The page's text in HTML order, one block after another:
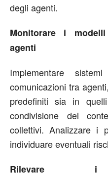
degli agenti.
Monitorare i
agenti
Implementare
comunicazioni tra
predefiniti sia in
condivisione del
collettivi. Analizzare i
individuare eventuali
Rilevare i